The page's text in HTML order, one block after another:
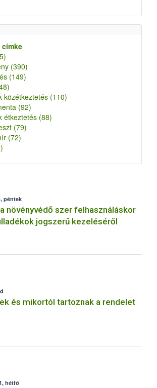
címke
(390)
(149)
közétkeztetés (110)
(92)
étkeztetés (88)
(79)
(72)
péntek
növényvédő szer felhasználáskor
jogszerű kezeléséről
és mikortól tartoznak a rendelet
hétfő